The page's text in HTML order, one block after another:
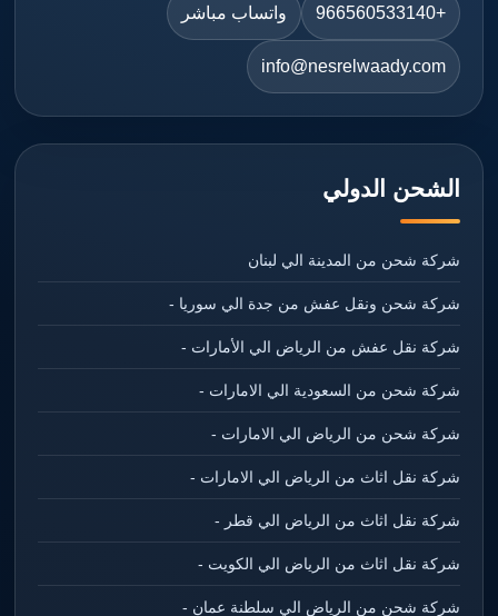
+966560533140 واتساب مباشر
info@nesrelwaady.com
الشحن الدولي
شركة شحن من المدينة الي لبنان
شركة شحن ونقل عفش من جدة الي سوريا -
شركة نقل عفش من الرياض الي الأمارات -
شركة شحن من السعودية الي الامارات -
شركة شحن من الرياض الي الامارات -
شركة نقل اثاث من الرياض الي الامارات -
شركة نقل اثاث من الرياض الي قطر -
شركة نقل اثاث من الرياض الي الكويت -
شركة شحن من الرياض الي سلطنة عمان -